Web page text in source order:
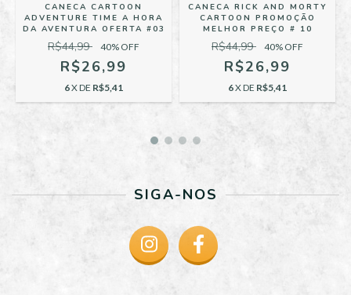
CANECA CARTOON
ADVENTURE TIME A HORA
DA AVENTURA OFERTA #03
R$44,99 40% OFF
R$26,99
6X DE R$5,41
CANECA RICK AND MORTY
CARTOON PROMOÇÃO
MELHOR PREÇO # 10
R$44,99 40% OFF
R$26,99
6X DE R$5,41
SIGA-NOS